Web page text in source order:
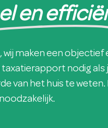
en
maken een
nodig als
van het huis te